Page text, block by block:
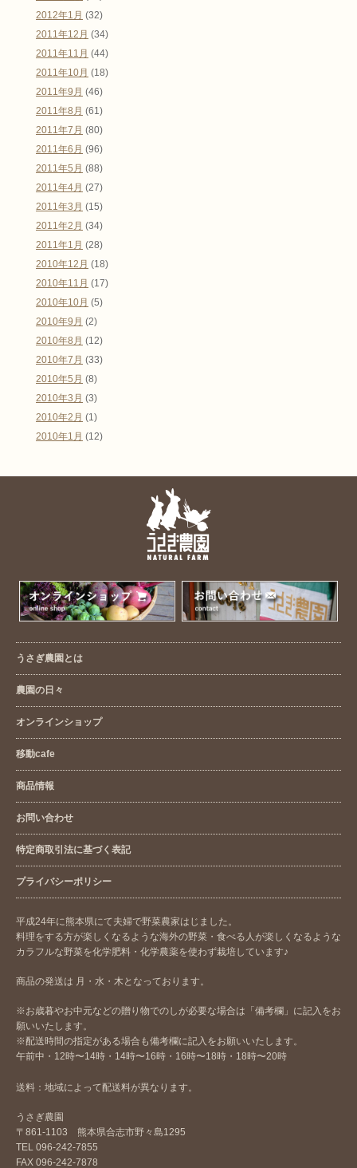
2012年1月 (32)
2011年12月 (34)
2011年11月 (44)
2011年10月 (18)
2011年9月 (46)
2011年8月 (61)
2011年7月 (80)
2011年6月 (96)
2011年5月 (88)
2011年4月 (27)
2011年3月 (15)
2011年2月 (34)
2011年1月 (28)
2010年12月 (18)
2010年11月 (17)
2010年10月 (5)
2010年9月 (2)
2010年8月 (12)
2010年7月 (33)
2010年5月 (8)
2010年3月 (3)
2010年2月 (1)
2010年1月 (12)
うさぎ農園とは
農園の日々
オンラインショップ
移動cafe
商品情報
お問い合わせ
特定商取引法に基づく表記
プライバシーポリシー
平成24年に熊本県にて夫婦で野菜農家はじました。
料理をする方が楽しくなるような海外の野菜・食べる人が楽しくなるような
カラフルな野菜を化学肥料・化学農薬を使わず栽培しています♪
商品の発送は 月・水・木となっております。
※お歳暮やお中元などの贈り物でのしが必要な場合は「備考欄」に記入をお
願いいたします。
※配送時間の指定がある場合も備考欄に記入をお願いいたします。
午前中・12時〜14時・14時〜16時・16時〜18時・18時〜20時
送料：地域によって配送料が異なります。
うさぎ農園
〒861-1103 熊本県合志市野々島1295
TEL 096-242-7855
FAX 096-242-7878